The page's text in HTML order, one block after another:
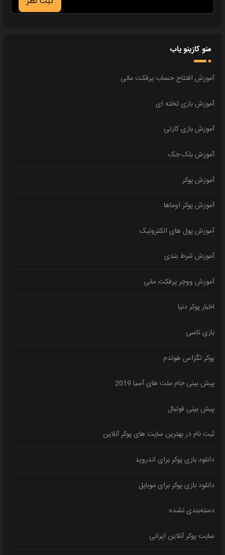
منو کازینو یاب
آموزش افتتاح حساب پرفکت مانی
آموزش بازی تخته ای
آموزش بازی کارتی
آموزش بلک جک
آموزش پوکر
آموزش پوکر اوماها
آموزش پول های الکترونیک
آموزش شرط بندی
آموزش ووچر پرفکت مانی
اخبار پوکر دنیا
بازی تاسی
پوکر تگزاس هولدم
پیش بینی جام ملت های آسیا 2019
پیش بینی فوتبال
ثبت نام در بهترین سایت های پوکر آنلاین
دانلود بازی پوکر برای اندروید
دانلود بازی پوکر برای موبایل
دسته‌بندی نشده
سایت پوکر آنلاین ایرانی